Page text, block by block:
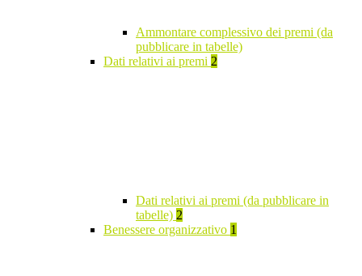
Ammontare complessivo dei premi (da
pubblicare in tabelle)
Dati relativi ai premi 2
Dati relativi ai premi (da pubblicare in
tabelle) 2
Benessere organizzativo 1